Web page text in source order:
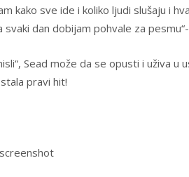
kako sve ide i koliko ljudi slušaju i
dan dobijam pohvale za
Sead može da se opusti i uživa u
pravi hit!